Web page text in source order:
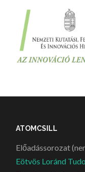
ATOMCSILL
Előadássorozat
Eötvös Loránd